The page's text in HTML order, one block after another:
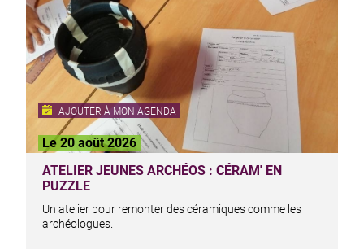
ATELIER JEUNES ARCHÉOS : CÉRAM' EN
PUZZLE
AJOUTER À MON AGENDA
Le 20 août 2026
Un atelier pour remonter des céramiques comme les
archéologues.